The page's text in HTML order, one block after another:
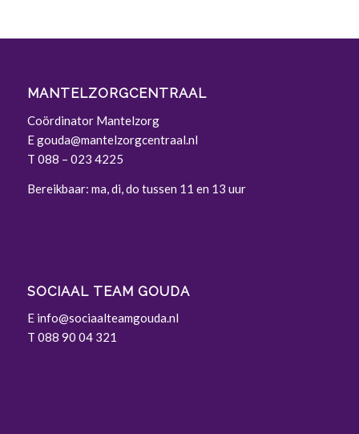
MANTELZORGCENTRAAL
Coördinator Mantelzorg
Egouda@mantelzorgcentraal.nl
T 088 – 023 4225
Bereikbaar: ma, di, do tussen 11 en 13 uur
SOCIAAL TEAM GOUDA
E info@sociaalteamgouda.nl
T 088 90 04 321